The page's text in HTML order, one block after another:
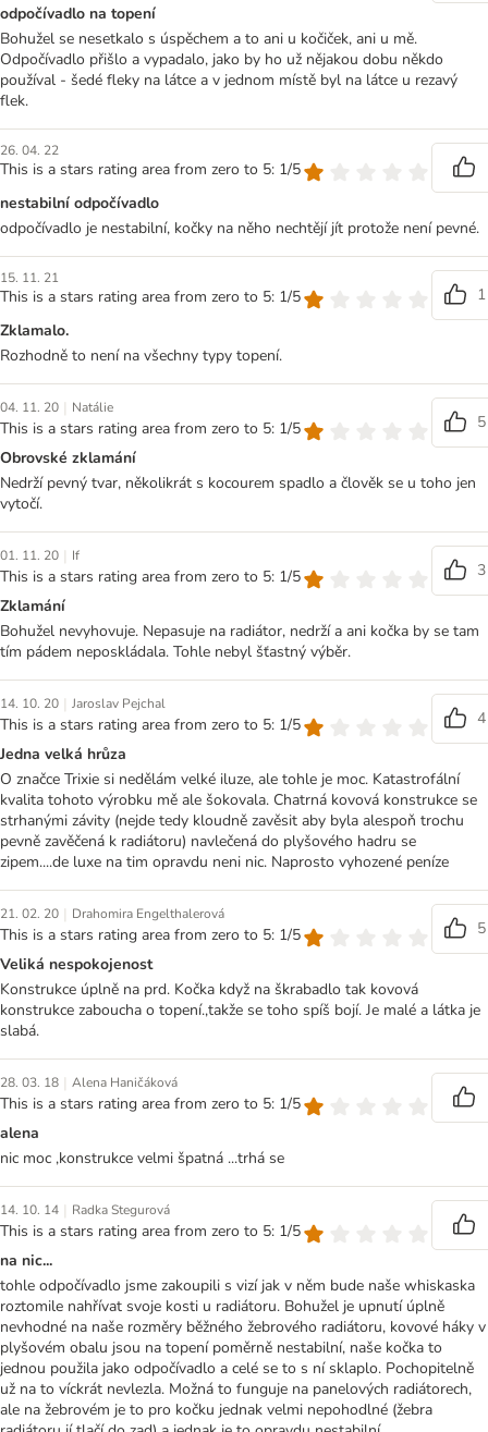
odpočívadlo na topení
Bohužel se nesetkalo s úspěchem a to ani u kočiček, ani u mě.
Odpočívadlo přišlo a vypadalo, jako by ho už nějakou dobu někdo
používal - šedé fleky na látce a v jednom místě byl na látce u rezavý
flek.
26. 04. 22
This is a stars rating area from zero to 5: 1/5
nestabilní odpočívadlo
odpočívadlo je nestabilní, kočky na něho nechtějí jít protože není pevné.
15. 11. 21
This is a stars rating area from zero to 5: 1/5
1
Zklamalo.
Rozhodně to není na všechny typy topení.
04. 11. 20 | Natálie
This is a stars rating area from zero to 5: 1/5
5
Obrovské zklamání
Nedrží pevný tvar, několikrát s kocourem spadlo a člověk se u toho jen
vytočí.
01. 11. 20 | If
This is a stars rating area from zero to 5: 1/5
3
Zklamání
Bohužel nevyhovuje. Nepasuje na radiátor, nedrží a ani kočka by se tam
tím pádem neposkládala. Tohle nebyl šťastný výběr.
14. 10. 20 | Jaroslav Pejchal
This is a stars rating area from zero to 5: 1/5
4
Jedna velká hrůza
O značce Trixie si nedělám velké iluze, ale tohle je moc. Katastrofální
kvalita tohoto výrobku mě ale šokovala. Chatrná kovová konstrukce se
strhanými závity (nejde tedy kloudně zavěsit aby byla alespoň trochu
pevně zavěčená k radiátoru) navlečená do plyšového hadru se
zipem....de luxe na tim opravdu neni nic. Naprosto vyhozené peníze
21. 02. 20 | Drahomira Engelthalerová
This is a stars rating area from zero to 5: 1/5
5
Veliká nespokojenost
Konstrukce úplně na prd. Kočka když na škrabadlo tak kovová
konstrukce zaboucha o topení.,takže se toho spíš bojí. Je malé a látka je
slabá.
28. 03. 18 | Alena Haničáková
This is a stars rating area from zero to 5: 1/5
alena
nic moc ,konstrukce velmi špatná ...trhá se
14. 10. 14 | Radka Stegurová
This is a stars rating area from zero to 5: 1/5
na nic...
tohle odpočívadlo jsme zakoupili s vizí jak v něm bude naše whiskaska
roztomile nahřívat svoje kosti u radiátoru. Bohužel je upnutí úplně
nevhodné na naše rozměry běžného žebrového radiátoru, kovové háky v
plyšovém obalu jsou na topení poměrně nestabilní, naše kočka to
jednou použila jako odpočívadlo a celé se to s ní sklaplo. Pochopitelně
už na to víckrát nevlezla. Možná to funguje na panelových radiátorech,
ale na žebrovém je to pro kočku jednak velmi nepohodlné (žebra